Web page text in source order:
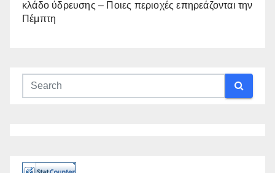
κλάδο ύδρευσης – Ποιες περιοχές επηρεάζονται την
Πέμπτη